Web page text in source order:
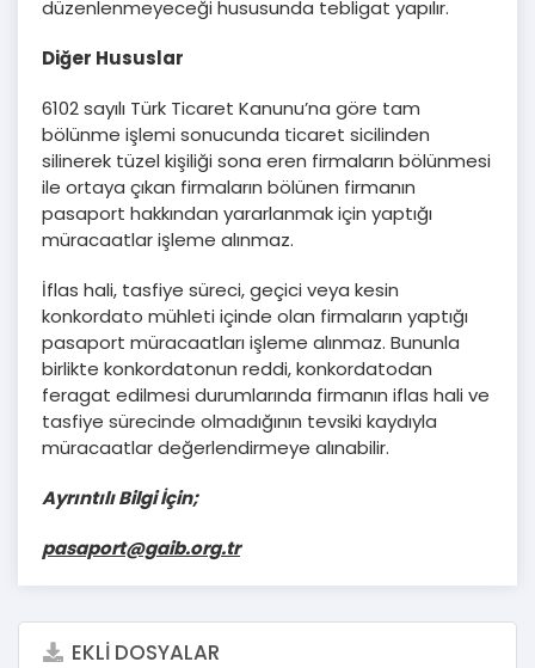
düzenlenmeyeceği hususunda tebligat yapılır.
Diğer Hususlar
6102 sayılı Türk Ticaret Kanunu’na göre tam
bölünme işlemi sonucunda ticaret sicilinden
silinerek tüzel kişiliği sona eren firmaların bölünmesi
ile ortaya çıkan firmaların bölünen firmanın
pasaport hakkından yararlanmak için yaptığı
müracaatlar işleme alınmaz.
İflas hali, tasfiye süreci, geçici veya kesin
konkordato mühleti içinde olan firmaların yaptığı
pasaport müracaatları işleme alınmaz. Bununla
birlikte konkordatonun reddi, konkordatodan
feragat edilmesi durumlarında firmanın iflas hali ve
tasfiye sürecinde olmadığının tevsiki kaydıyla
müracaatlar değerlendirmeye alınabilir.
Ayrıntılı Bilgi İçin;
pasaport@gaib.org.tr
EKLİ DOSYALAR